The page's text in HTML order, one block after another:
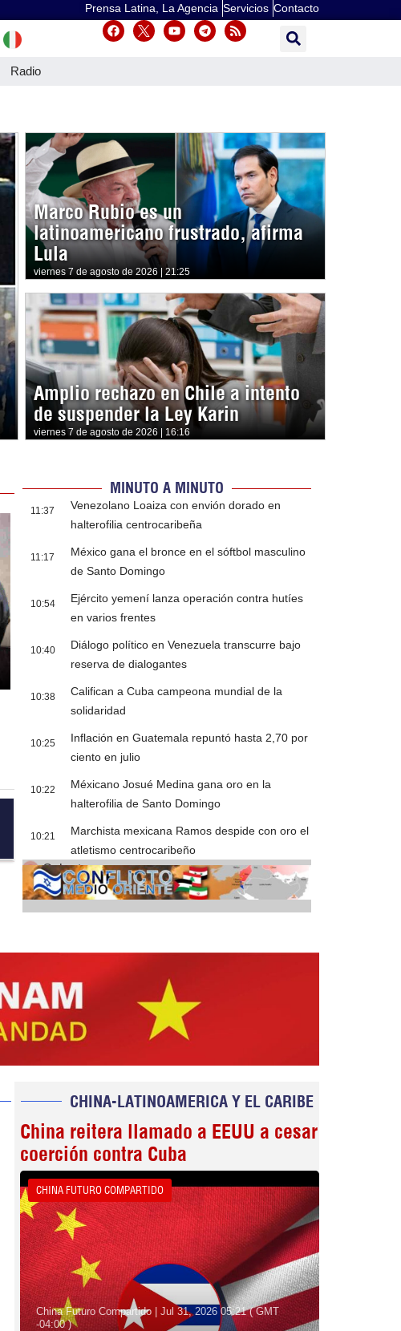
Prensa Latina, La Agencia Servicios Contacto
Radio
Marco Rubio es un
latinoamericano frustrado, afirma
Lula
viernes 7 de agosto de 2026 | 21:25
Amplio rechazo en Chile a intento
de suspender la Ley Karin
viernes 7 de agosto de 2026 | 16:16
MINUTO A MINUTO
11:37
Venezolano Loaiza con envión dorado en
halterofilia centrocaribeña
11:17
México gana el bronce en el sóftbol masculino
de Santo Domingo
10:54
Ejército yemení lanza operación contra hutíes
en varios frentes
10:40
Diálogo político en Venezuela transcurre bajo
reserva de dialogantes
10:38
Califican a Cuba campeona mundial de la
solidaridad
10:25
Inflación en Guatemala repuntó hasta 2,70 por
ciento en julio
10:22
Méxicano Josué Medina gana oro en la
halterofilia de Santo Domingo
10:21
Marchista mexicana Ramos despide con oro el
atletismo centrocaribeño
Cobertura
CHINA-LATINOAMERICA Y EL CARIBE
China reitera llamado a EEUU a cesar
coerción contra Cuba
CHINA FUTURO COMPARTIDO
China Futuro Compartido | Jul 31, 2026 05:21 ( GMT
-04:00 )